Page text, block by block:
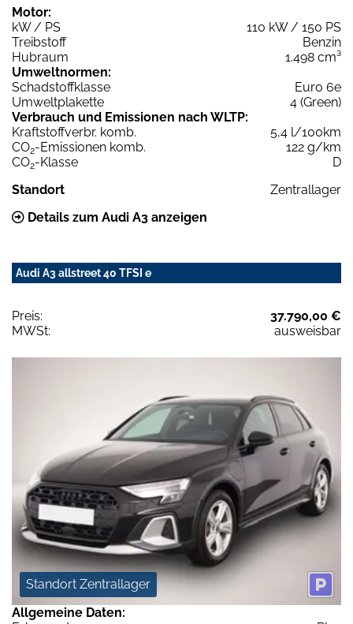
Motor:
kW / PS
110 kW / 150 PS
Treibstoff
Benzin
Hubraum
1.498 cm³
Umweltnormen:
Schadstoffklasse
Euro 6e
Umweltplakette
4 (Green)
Verbrauch und Emissionen nach WLTP:
Kraftstoffverbr. komb.
5,4 l/100km
CO2-Emissionen komb.
122 g/km
CO2-Klasse
D
Standort
Zentrallager
Details zum Audi A3 anzeigen
Audi A3 allstreet 40 TFSI e
Preis:
37.790,00 €
MWSt:
ausweisbar
Standort Zentrallager
Allgemeine Daten: